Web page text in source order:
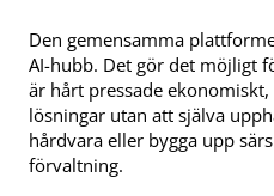
Den gemensamma
AI-hubb. Det gör det möjligt
är hårt pressade
lösningar utan att själva
hårdvara eller bygga upp
förvaltning.